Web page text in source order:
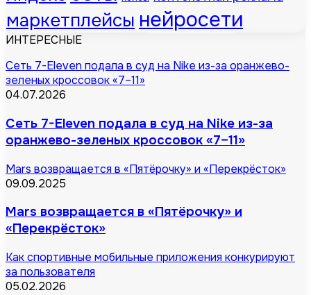
маркетплейсы нейросети
ИНТЕРЕСНЫЕ
Сеть 7-Eleven подала в суд на Nike из-за оранжево-
зеленых кроссовок «7–11»
04.07.2026
Сеть 7-Eleven подала в суд на Nike из-за
оранжево-зеленых кроссовок «7–11»
Mars возвращается в «Пятёрочку» и «Перекрёсток»
09.09.2025
Mars возвращается в «Пятёрочку» и
«Перекрёсток»
Как спортивные мобильные приложения конкурируют
за пользователя
05.02.2026